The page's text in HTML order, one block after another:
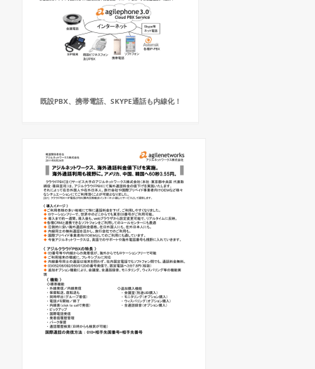
既設PBX、携帯電話、SKYPE通話も内線化！